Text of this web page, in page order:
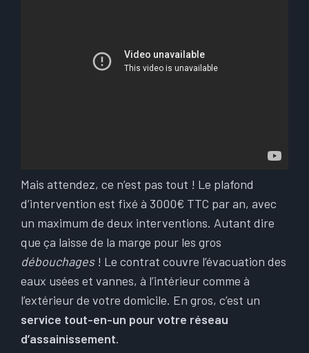
Mais attendez, ce n’est pas tout ! Le plafond
d’intervention est fixé à 3000€ TTC par an, avec
un maximum de deux interventions. Autant dire
que ça laisse de la marge pour les gros
débouchages! Le contrat couvre l’évacuation des
eaux usées et vannes, à l’intérieur comme à
l’extérieur de votre domicile. En gros, c’est un
service tout-en-un pour votre réseau
d’assainissement.